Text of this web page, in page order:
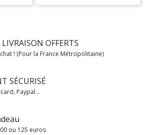
LIVRAISON OFFERTS
! (Pour la France Métropolitaine)
SÉCURISÉ
Paypal...
ou 125 euros